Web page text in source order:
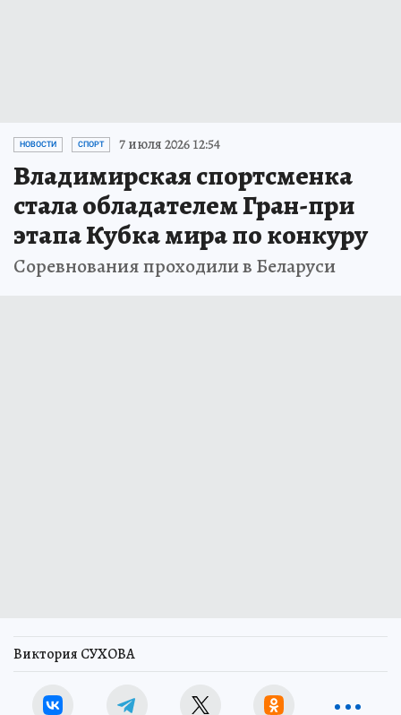
НОВОСТИ СПОРТ 7 июля 2026 12:54
Владимирская спортсменка
стала обладателем Гран-при
этапа Кубка мира по конкуру
Соревнования проходили в Беларуси
Виктория СУХОВА